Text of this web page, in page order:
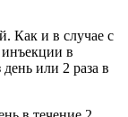
Как и в случае с
в
или 2 раза в